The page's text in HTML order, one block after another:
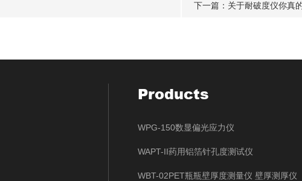
下一篇： 关于耐破度仪你真
Products
WPG-150数显偏光应力仪
WAPT-II药用铝箔针孔度测试仪
WBT-02PET瓶瓶壁厚度测量仪 壁厚测厚仪